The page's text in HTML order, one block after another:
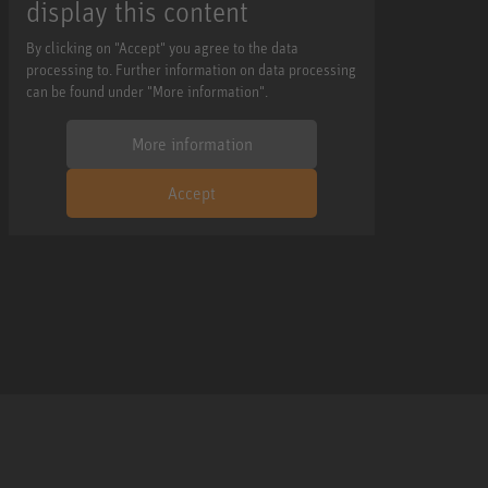
display this content
By clicking on "Accept" you agree to the data
processing to. Further information on data processing
can be found under "More information".
More information
Accept